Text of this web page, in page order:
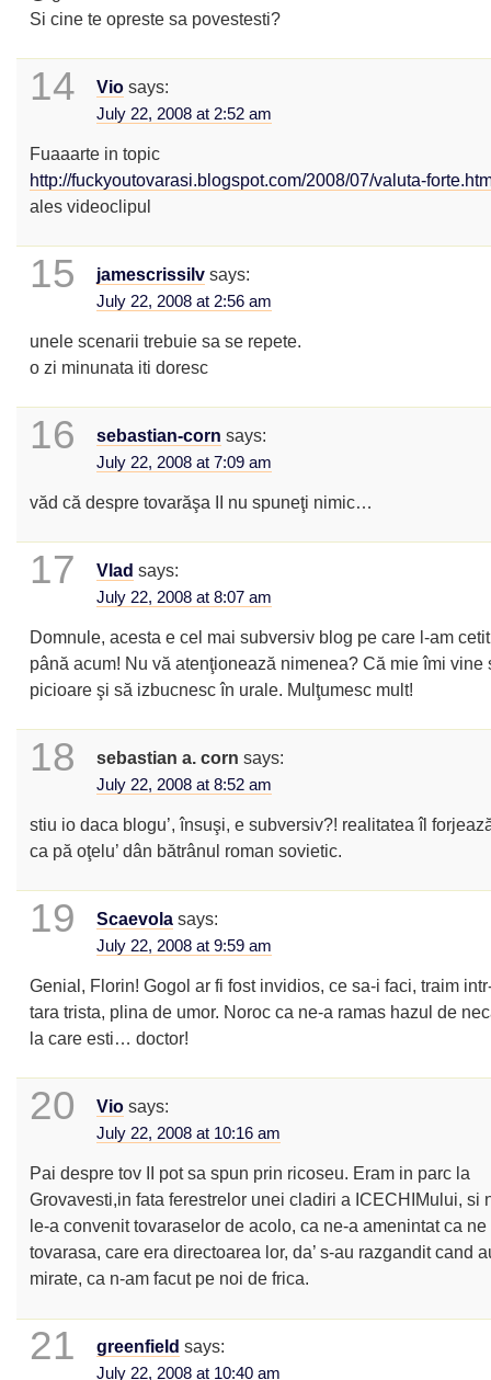
Si cine te opreste sa povestesti?
14 Vio says:
July 22, 2008 at 2:52 am
Fuaaarte in topic
http://fuckyoutovarasi.blogspot.com/2008/07/valuta-
ales videoclipul
15 jamescrissilv says:
July 22, 2008 at 2:56 am
unele scenarii trebuie sa se repete.
o zi minunata iti doresc
16 sebastian-corn says:
July 22, 2008 at 7:09 am
văd că despre tovarăşa II nu spuneţi nimic…
17 Vlad says:
July 22, 2008 at 8:07 am
Domnule, acesta e cel mai subversiv blog pe care l-am cetit
până acum! Nu vă atenţionează nimenea? Că mie îmi vine
picioare şi să izbucnesc în urale. Mulţumesc mult!
18 sebastian a. corn says:
July 22, 2008 at 8:52 am
stiu io daca blogu’, însuşi, e subversiv?! realitatea îl
ca pă oţelu’ dân bătrânul roman sovietic.
19 Scaevola says:
July 22, 2008 at 9:59 am
Genial, Florin! Gogol ar fi fost invidios, ce sa-i faci, traim
tara trista, plina de umor. Noroc ca ne-a ramas hazul de
la care esti… doctor!
20 Vio says:
July 22, 2008 at 10:16 am
Pai despre tov II pot sa spun prin ricoseu. Eram in parc la
Grovavesti,in fata ferestrelor unei cladiri a ICECHIMului, si
le-a convenit tovaraselor de acolo, ca ne-a amenintat ca ne
tovarasa, care era directoarea lor, da’ s-au razgandit cand
mirate, ca n-am facut pe noi de frica.
21 greenfield says:
July 22, 2008 at 10:40 am